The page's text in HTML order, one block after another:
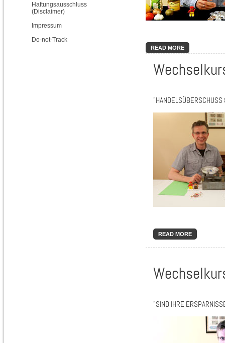
READ MORE
READ MORE
"SIND IHRE
Haftungsausschluss
(Disclaimer)
Impressum
Do-not-Track